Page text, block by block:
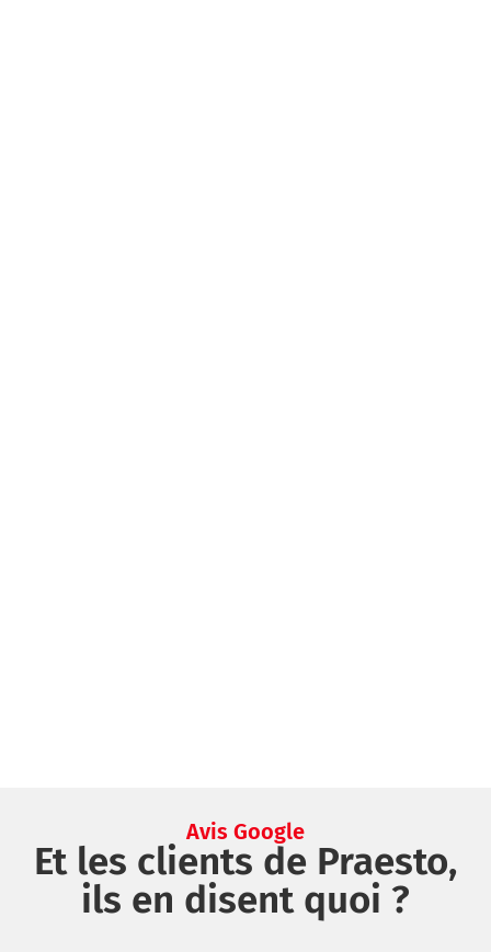
Avis Google
Et les clients de Praesto,
ils en disent quoi ?